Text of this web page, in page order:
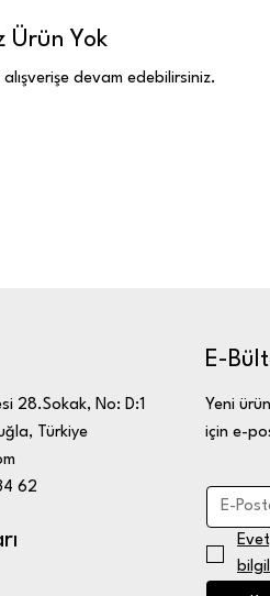
Ürün Yok
devam edebilirsiniz.
28.Sokak, No: D:1
Türkiye
62
E-
Yeni
için e-